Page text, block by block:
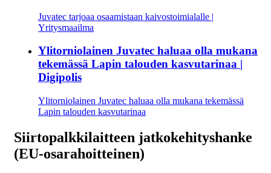
Juvatec tarjoaa osaamistaan kaivostoimialalle |
Yritysmaailma
Ylitorniolainen Juvatec haluaa olla mukana
tekemässä Lapin talouden kasvutarinaa |
Digipolis
Ylitorniolainen Juvatec haluaa olla mukana tekemässä
Lapin talouden kasvutarinaa
Siirtopalkkilaitteen jatkokehityshanke
(EU-osarahoitteinen)